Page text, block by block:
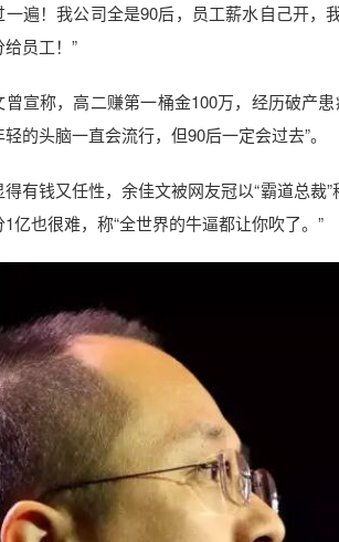
一遍！我公司全是90后，员工薪水自己开
员工！”
曾宣称，高二赚第一桶金100万，经历破产
轻的头脑一直会流行，但90后一定会过去”。
得有钱又任性，余佳文被网友冠以“霸道总
亿也很难，称“全世界的牛逼都让你吹了。”